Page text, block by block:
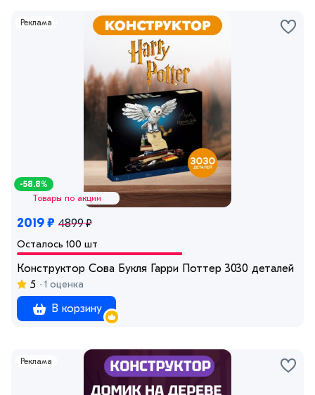
Реклама
-58.8%
Товары по акции
2019 ₽ 4899 ₽
Осталось 100 шт
Конструктор Сова Букля Гарри Поттер 3030 деталей
5
1 оценка
В корзину
Реклама